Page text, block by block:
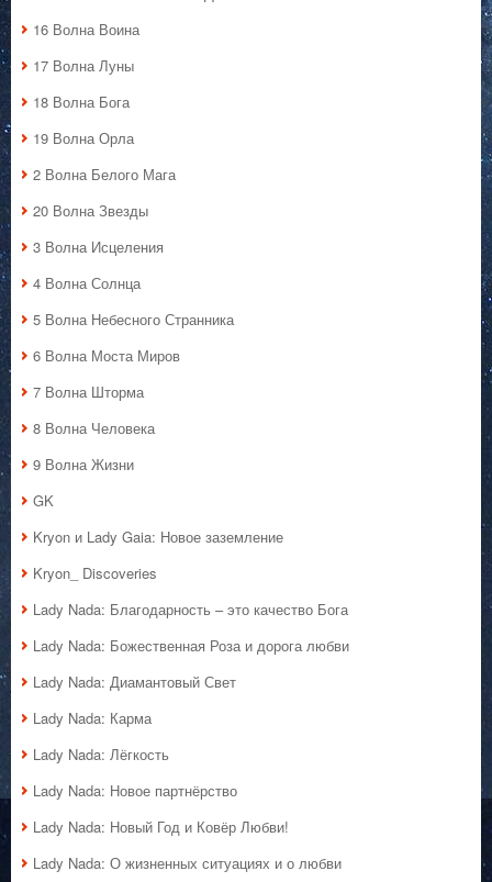
16 Волна Воина
17 Волна Луны
18 Волна Бога
19 Волна Орла
2 Волна Белого Мага
20 Волна Звезды
3 Волна Исцеления
4 Волна Солнца
5 Волна Небесного Странника
6 Волна Моста Миров
7 Волна Шторма
8 Волна Человека
9 Волна Жизни
GK
Kryon и Lady Gaia: Новое заземление
Kryon_ Discoveries
Lady Nada: Благодарность – это качество Бога
Lady Nada: Божественная Роза и дорога любви
Lady Nada: Диамантовый Свет
Lady Nada: Карма
Lady Nada: Лёгкость
Lady Nada: Новое партнёрство
Lady Nada: Новый Год и Ковёр Любви!
Lady Nada: О жизненных ситуациях и о любви